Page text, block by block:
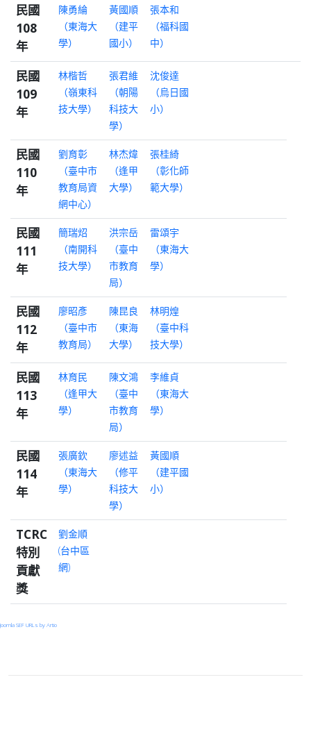
民國
108
年
陳勇綸
（東海大
學）
黃國順
（建平
國小）
張本和
（福科國
中）
民國
109
年
林楷哲
（嶺東科
技大學）
張君維
（朝陽
科技大
學）
沈俊達
（烏日國
小）
民國
110
年
劉育彰
（臺中市
教育局資
網中心）
林杰煒
（逢甲
大學）
張桂綺
（彰化師
範大學）
民國
111
年
簡瑞炤
（南開科
技大學）
洪宗岳
（臺中
市教育
局）
雷頌宇
（東海大
學）
民國
112
年
廖昭彥
（臺中市
教育局）
陳昆良
（東海
大學）
林明煌
（臺中科
技大學）
民國
113
年
林育民
（逢甲大
學）
陳文鴻
（臺中
市教育
局）
李維貞
（東海大
學）
民國
114
年
張廣欽
（東海大
學）
廖述益
（修平
科技大
學）
黃國順
（建平國
小）
TCRC
特別
貢獻
獎
劉金順
(台中區
網)
Joomla SEF URLs by Artio